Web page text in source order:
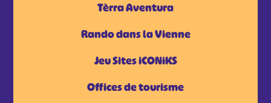
Tèrra Aventura
Rando dans la Vienne
Jeu Sites iCONiKS
Offices de tourisme